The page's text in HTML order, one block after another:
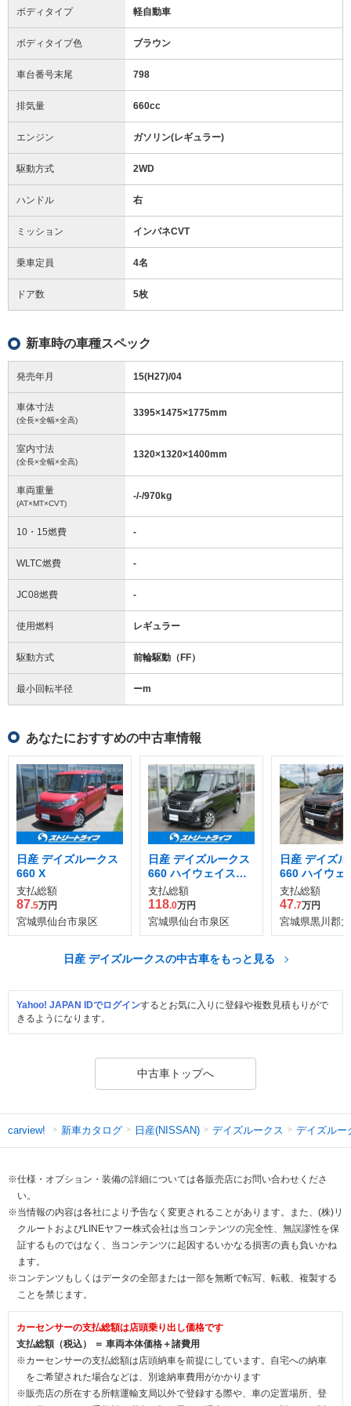
ボディタイプ 軽自動車
ボディタイプ色 ブラウン
車台番号末尾 798
排気量 660cc
エンジン ガソリン(レギュラー)
駆動方式 2WD
ハンドル 右
ミッション インパネCVT
乗車定員 4名
ドア数 5枚
新車時の車種スペック
発売年月 15(H27)/04
車体寸法
(全長×全幅×全高)
3395×1475×1775mm
室内寸法
(全長×全幅×全高)
1320×1320×1400mm
車両重量
(AT×MT×CVT)
-/-/970kg
10・15燃費 -
WLTC燃費 -
JC08燃費 -
使用燃料 レギュラー
駆動方式 前輪駆動（FF）
最小回転半径 ーm
あなたにおすすめの中古車情報
日産 デイズルークス
660 X
支払総額
87.5万円
宮城県仙台市泉区
日産 デイズルークス
660 ハイウェイスタ
ーX Vセレクション 4
WD
支払総額
118.0万円
宮城県仙台市泉区
日産 デイズ
660 ハイウェ
ー Xターボ
支払総額
47.7万円
宮城県黒川郡
日産 デイズルークスの中古車をもっと見る
Yahoo! JAPAN IDでログインするとお気に入りに登録や複数見積もりがで
きるようになります。
中古車トップへ
carview! 新車カタログ 日産(NISSAN) デイズルークス デイズルー
※仕様・オプション・装備の詳細については各販売店にお問い合わせくださ
い。
※当情報の内容は各社により予告なく変更されることがあります。また、(株)リ
クルートおよびLINEヤフー株式会社は当コンテンツの完全性、無誤謬性を保
証するものではなく、当コンテンツに起因するいかなる損害の責も負いかね
ます。
※コンテンツもしくはデータの全部または一部を無断で転写、転載、複製する
ことを禁じます。
カーセンサーの支払総額は店頭乗り出し価格です
支払総額（税込） ＝ 車両本体価格＋諸費用
※カーセンサーの支払総額は店頭納車を前提にしています。自宅への納車
をご希望された場合などは、別途納車費用がかかります
※販売店の所在する所轄運輸支局以外で登録する際や、車の定置場所、登